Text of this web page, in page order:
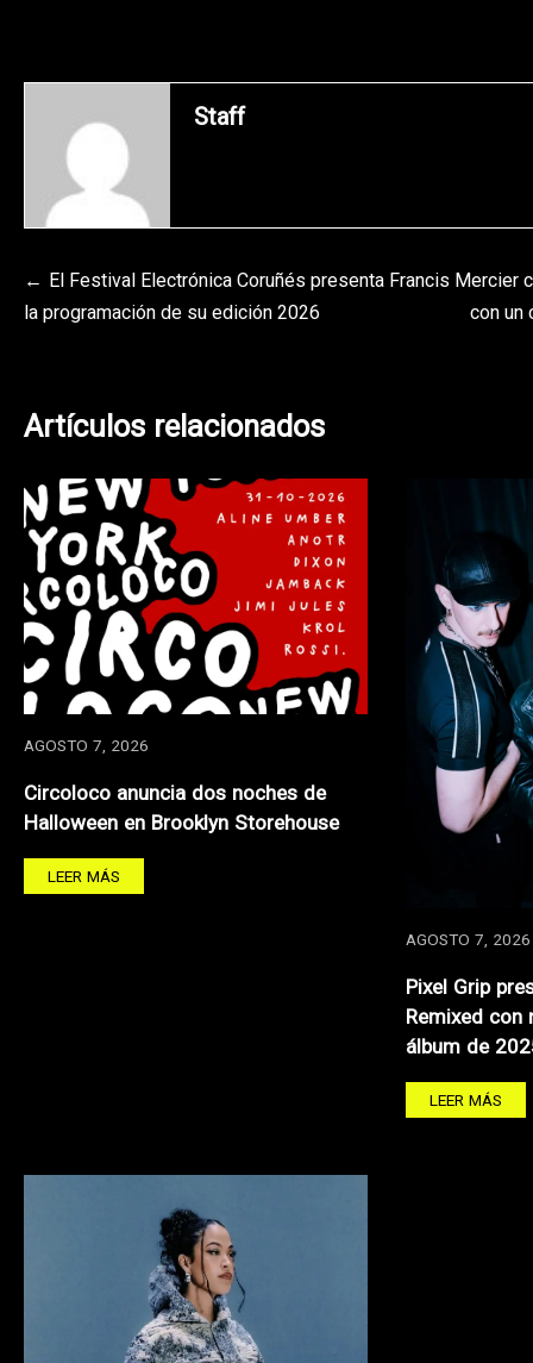
Staff
Navegación
de
El Festival Electrónica Coruñés presenta
la programación de su edición 2026
Francis Mercier
con un
Artículos relacionados
AGOSTO 7, 2026
Circoloco anuncia dos noches de
Halloween en Brooklyn Storehouse
LEER MÁS
AGOSTO 7, 2026
Pixel Grip
Remixed con
álbum de
LEER MÁS